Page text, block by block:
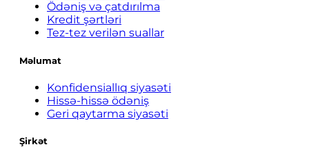
Ödəniş və çatdırılma
Kredit şərtləri
Tez-tez verilən suallar
Məlumat
Konfidensiallıq siyasəti
Hissə-hissə ödəniş
Geri qaytarma siyasəti
Şirkət